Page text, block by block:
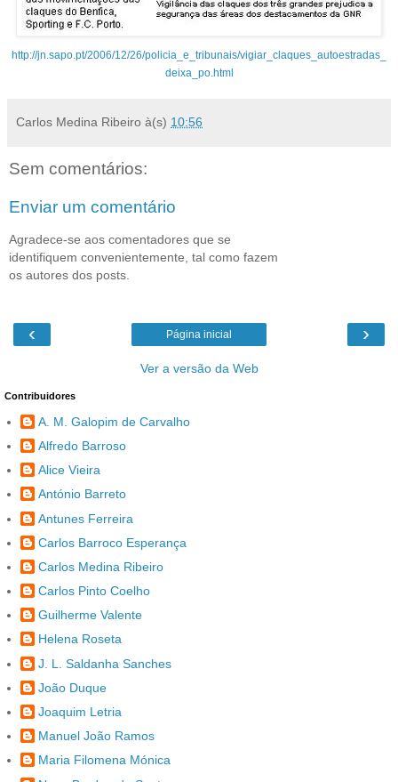
http://jn.sapo.pt/2006/12/26/policia_e_tribunais/vigiar_claques_autoestradas_
deixa_po.html
Carlos Medina Ribeiro à(s) 10:56
Sem comentários:
Enviar um comentário
Agradece-se aos comentadores que se
identifiquem convenientemente, tal como fazem
os autores dos posts.
‹ ›
Página inicial
Ver a versão da Web
Contribuidores
A. M. Galopim de Carvalho
Alfredo Barroso
Alice Vieira
António Barreto
Antunes Ferreira
Carlos Barroco Esperança
Carlos Medina Ribeiro
Carlos Pinto Coelho
Guilherme Valente
Helena Roseta
J. L. Saldanha Sanches
João Duque
Joaquim Letria
Manuel João Ramos
Maria Filomena Mónica